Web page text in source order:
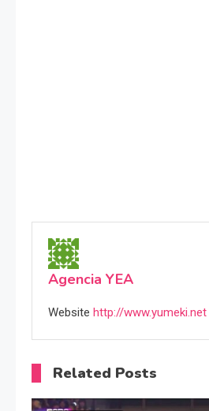
Agencia YEA
Website http://www.yumeki.net
Related Posts